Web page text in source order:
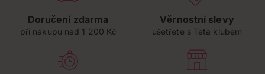
Doručení zdarma
při nákupu nad 1 200 Kč
Věrnostní slevy
ušetřete s Teta klubem